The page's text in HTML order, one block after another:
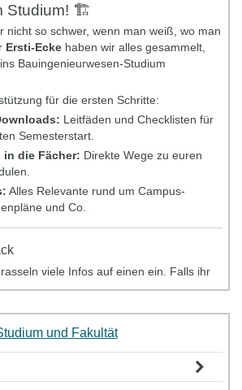
Studium! 🏗️
nicht so schwer, wenn man weiß, wo man
Ersti-Eckehaben wir alles gesammelt,
Bauingenieurwesen-Studium
für die ersten Schritte:
Leitfäden und Checklisten für
Semesterstart.
die Fächer: Direkte Wege zu euren
Alles Relevante rund um Campus-
und Co.
viele Infos auf einen ein. Falls ihr
sind oder
unbedingt bei uns!
und Fakultät